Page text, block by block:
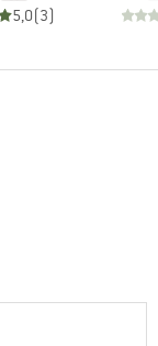
5,0(3)